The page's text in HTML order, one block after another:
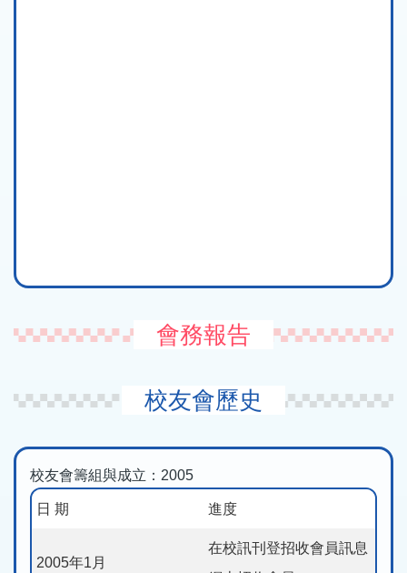
會務報告
校友會歷史
校友會籌組與成立：2005
日 期 進度
2005年1月
在校訊刊登招收會員訊息